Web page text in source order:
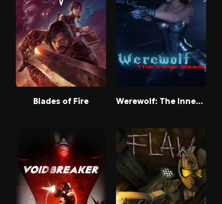
Blades of Fire Werewolf: The Inner Beast